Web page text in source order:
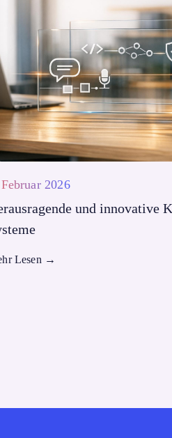
2026
und innovative
Lesen →